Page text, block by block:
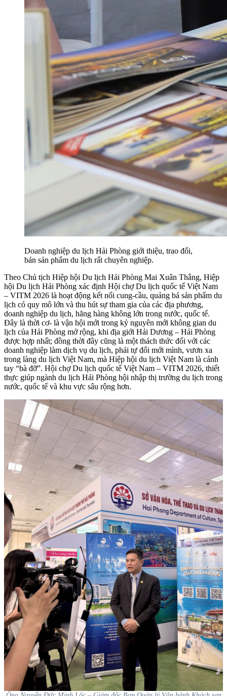
Doanh nghiệp du lịch Hải Phòng giới thiệu, trao đổi,
bán sản phẩm du lịch rất chuyên nghiệp.
Theo Chủ tịch Hiệp hội Du lịch Hải Phòng Mai Xuân Thắng, Hiệp
hội Du lịch Hải Phòng xác định Hội chợ Du lịch quốc tế Việt Nam
– VITM 2026 là hoạt động kết nối cung-cầu, quảng bá sản phẩm du
lịch có quy mô lớn và thu hút sự tham gia của các địa phương,
doanh nghiệp du lịch, hãng hàng không lớn trong nước, quốc tế.
Đây là thời cơ- là vận hội mới trong kỷ nguyên mới không gian du
lịch của Hải Phòng mở rộng, khi địa giới Hải Dương – Hải Phòng
được hợp nhất; đồng thời đây cũng là một thách thức đối với các
doanh nghiệp làm dịch vụ du lịch, phải tự đổi mới mình, vươn xa
trong làng du lịch Việt Nam, mà Hiệp hội du lịch Việt Nam là cánh
tay “bà đỡ”. Hội chợ Du lịch quốc tế Việt Nam – VITM 2026, thiết
thực giúp ngành du lịch Hải Phòng hội nhập thị trường du lịch trong
nước, quốc tế và khu vực sâu rộng hơn.